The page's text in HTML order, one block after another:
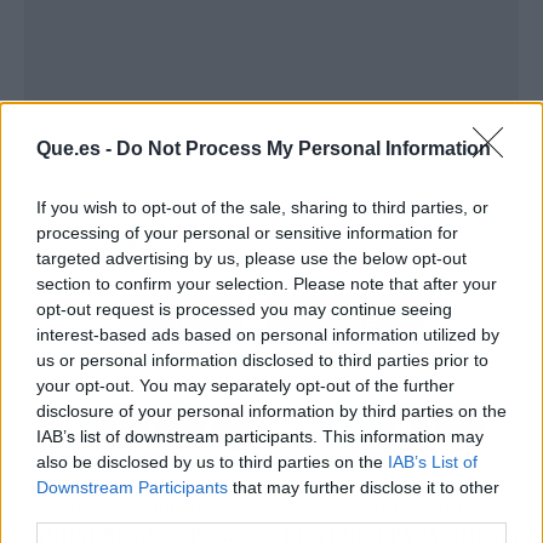
Que.es - Do Not Process My Personal Information
If you wish to opt-out of the sale, sharing to third parties, or
processing of your personal or sensitive information for
targeted advertising by us, please use the below opt-out
section to confirm your selection. Please note that after your
opt-out request is processed you may continue seeing
interest-based ads based on personal information utilized by
us or personal information disclosed to third parties prior to
your opt-out. You may separately opt-out of the further
disclosure of your personal information by third parties on the
IAB’s list of downstream participants. This information may
also be disclosed by us to third parties on the IAB’s List of
Downstream Participants that may further disclose it to other
[nextpage title= "Armario"]
Atrás Siguiente